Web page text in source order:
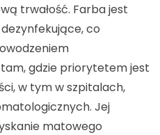
trwałość. Farba jest
co
gdzie priorytetem jest
w tym w szpitalach,
Jej
matowego